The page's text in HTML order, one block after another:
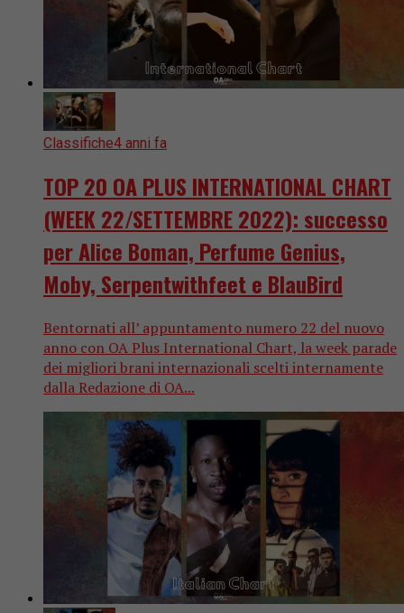
Classifiche4 anni fa
TOP 20 OA PLUS INTERNATIONAL CHART
(WEEK 22/SETTEMBRE 2022): successo
per Alice Boman, Perfume Genius,
Moby, Serpentwithfeet e BlauBird
Bentornati all’ appuntamento numero 22 del nuovo
anno con OA Plus International Chart, la week parade
dei migliori brani internazionali scelti internamente
dalla Redazione di OA...